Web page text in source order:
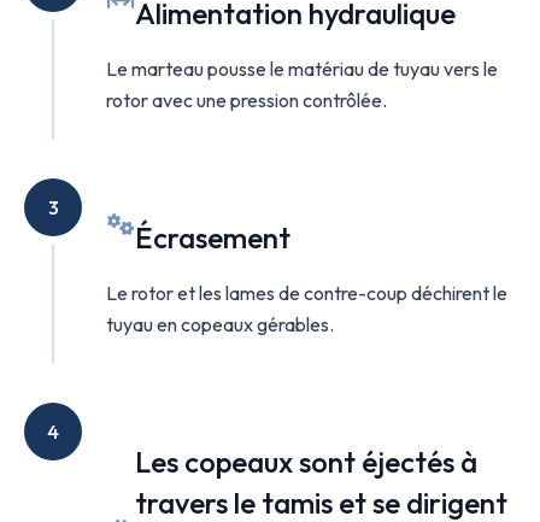
Alimentation hydraulique
Le marteau pousse le matériau de tuyau vers le
rotor avec une pression contrôlée.
3
Écrasement
Le rotor et les lames de contre-coup déchirent le
tuyau en copeaux gérables.
4
Les copeaux sont éjectés à
travers le tamis et se dirigent